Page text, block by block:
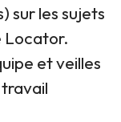
sur les sujets
Locator.
et veilles